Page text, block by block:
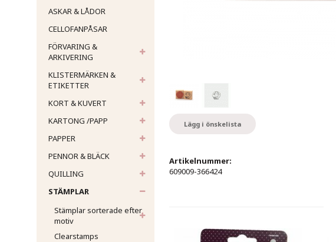
ASKAR & LÅDOR
CELLOFANPÅSAR
FÖRVARING &
ARKIVERING
KLISTERMÄRKEN &
ETIKETTER
KORT & KUVERT
KARTONG /PAPP
PAPPER
PENNOR & BLÄCK
QUILLING
STÄMPLAR
Stämplar sorterade efter
motiv
Clearstamps
Lägg i önskelista
Artikelnummer:
609009-366424